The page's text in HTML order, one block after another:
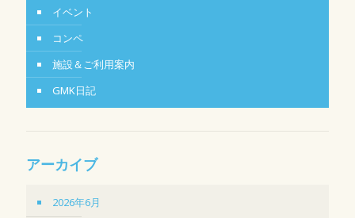
イベント
コンペ
施設＆ご利用案内
GMK日記
アーカイブ
2026年6月